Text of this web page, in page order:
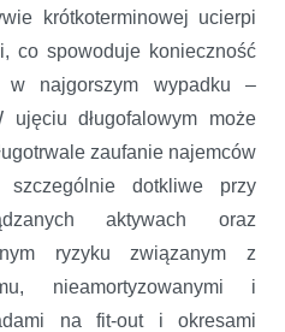
krótkoterminowej ucierpi
co spowoduje konieczność
najgorszym wypadku –
ujęciu długofalowym może
zaufanie najemców
dotkliwe przy
aktywach oraz
ryzyku związanym z
nieamortyzowanymi i
na fit-out i okresami